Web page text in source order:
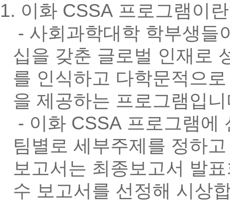
1. 이화 CSSA 프로그램이
- 사회과학대학 학부생들
십을 갖춘 글로벌 인재로
를 인식하고 다학문적으
을 제공하는 프로그램입
- 이화 CSSA 프로그램에
팀별로 세부주제를 정하
보고서는 최종보고서 발
수 보고서를 선정해 시상